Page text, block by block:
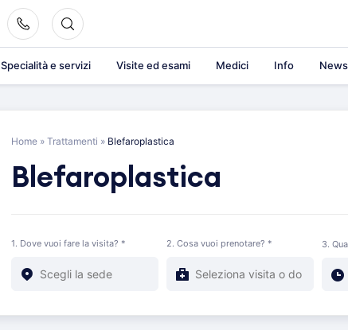
Specialità e servizi Visite ed esami Medici Info News
Home » Trattamenti » Blefaroplastica
Blefaroplastica
1. Dove vuoi fare la visita? * 2. Cosa vuoi prenotare? * 3.